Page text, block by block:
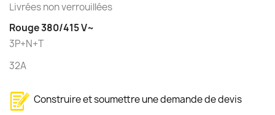
Livrées non verrouillées
Rouge 380/415 V~
3P+N+T
32A
Construire et soumettre une demande de devis